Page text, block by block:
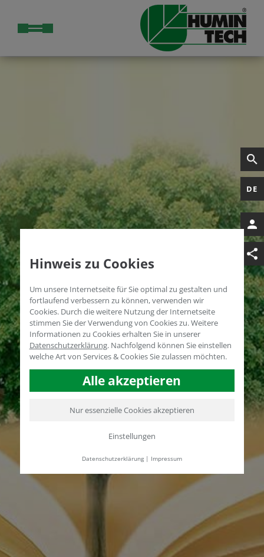
DE
Hinweis zu Cookies
Um unsere Internetseite für Sie optimal zu gestalten und
fortlaufend verbessern zu können, verwenden wir
Cookies. Durch die weitere Nutzung der Internetseite
stimmen Sie der Verwendung von Cookies zu. Weitere
Informationen zu Cookies erhalten Sie in unserer
Datenschutzerklärung. Nachfolgend können Sie einstellen
welche Art von Services & Cookies Sie zulassen möchten.
Alle akzeptieren
Nur essenzielle Cookies akzeptieren
Einstellungen
Datenschutzerklärung| Impressum